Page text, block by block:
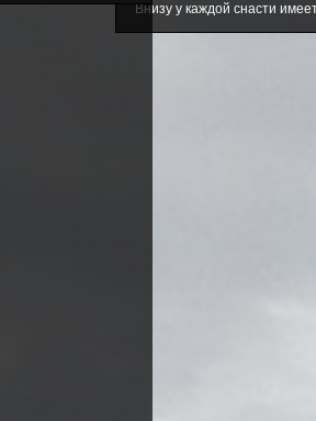
Внизу у каждой снасти